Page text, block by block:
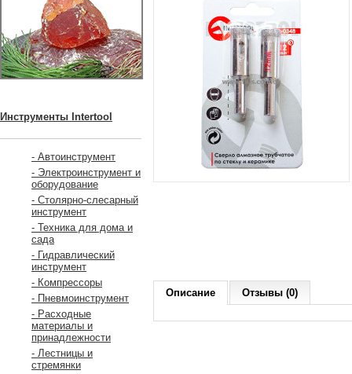
Инструменты Intertool
- Автоинструмент
- Электроинструмент и
оборудование
- Столярно-слесарный
инструмент
- Техника для дома и
сада
- Гидравлический
инструмент
- Компрессоры
- Пневмоинструмент
- Расходные
материалы и
принадлежности
- Лестницы и
стремянки
Описание Отзывы (0)